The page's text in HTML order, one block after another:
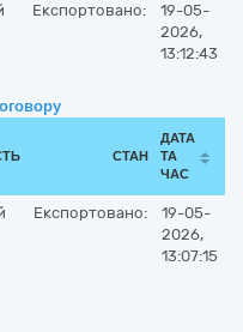
Експортовано:
19-05-
2026,
13:12:43
СТАН
ДАТА
ТА
ЧАС
Експортовано:
19-05-
2026,
13:07:15